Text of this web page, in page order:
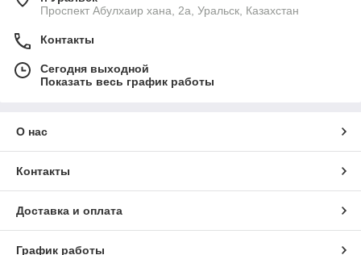
Проспект Абулхаир хана, 2а, Уральск, Казахстан
Контакты
Сегодня выходной
Показать весь график работы
О нас
Контакты
Доставка и оплата
График работы